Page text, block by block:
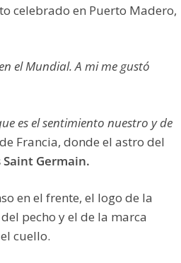
celebrado en Puerto Madero,
el Mundial. A mi me gustó
es el sentimiento nuestro y de
Francia, donde el astro del
Saint Germain.
en el frente, el logo de la
pecho y el de la marca
cuello.